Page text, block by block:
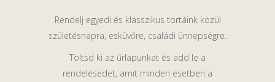
Rendelj egyedi és klasszikus tortáink közül
születésnapra, esküvőre, családi ünnepségre.
Töltsd ki az űrlapunkat és add le a
rendelésedet, amit minden esetben a